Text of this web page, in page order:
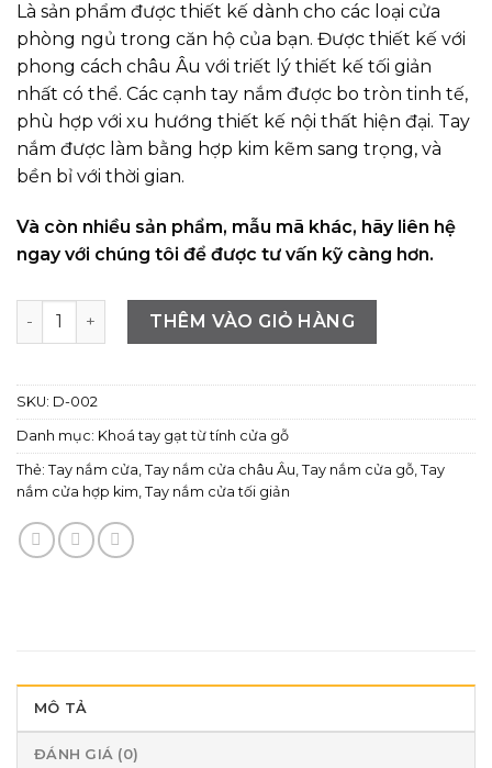
là:
1.250.000₫.
tại
là:
599.000₫.
Là sản phẩm được thiết kế dành cho các loại cửa
phòng ngủ trong căn hộ của bạn. Được thiết kế với
phong cách châu Âu với triết lý thiết kế tối giản
nhất có thể. Các cạnh tay nắm được bo tròn tinh tế,
phù hợp với xu hướng thiết kế nội thất hiện đại. Tay
nắm được làm bằng hợp kim kẽm sang trọng, và
bền bỉ với thời gian.
Và còn nhiều sản phẩm, mẫu mã khác, hãy liên hệ
ngay với chúng tôi để được tư vấn kỹ càng hơn.
Khoá cửa tay nắm gạt cửa dành cho phòng ngủ/ cửa gỗ
THÊM VÀO GIỎ HÀNG
SKU: D-002
Danh mục: Khoá tay gạt từ tính cửa gỗ
Thẻ: Tay nắm cửa Tay nắm cửa châu Âu Tay nắm cửa gỗ Tay
nắm cửa hợp kim Tay nắm cửa tối giản
MÔ TẢ
ĐÁNH GIÁ (0)